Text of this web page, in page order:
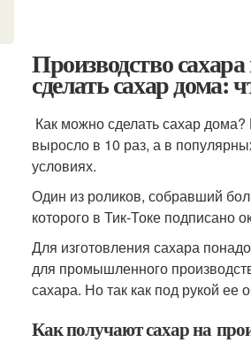
Производство
сделать сахар дома:
Как можно сделать сахар
выросло в 10 раз, а в
условиях.
Один из роликов, собравший
которого в Тик-Токе подписано
Для изготовления сахара
для промышленного
сахара. Но так как под рукой ее
Как получают сахар на